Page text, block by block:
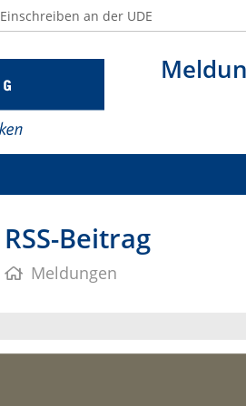
Einschreiben an der UDE
RSS-Beitrag
Meldungen